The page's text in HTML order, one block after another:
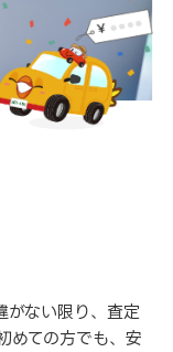
がない限り、査定
めての方でも、安